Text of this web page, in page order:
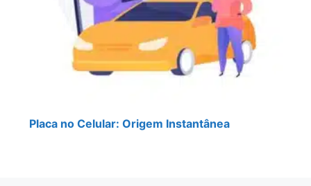
Placa no Celular: Origem Instantânea